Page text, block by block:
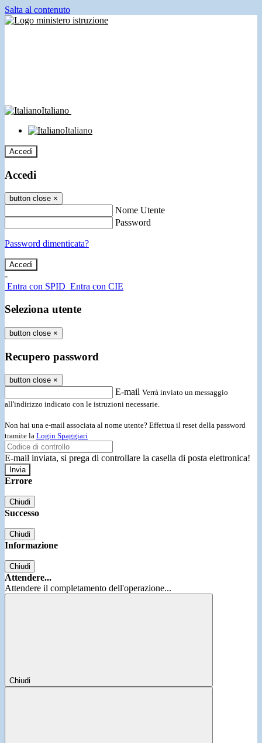
Salta al contenuto
Italiano
Italiano
Accedi
Accedi
button close ×
Nome Utente
Password
Password dimenticata?
-
Entra con SPID Entra con CIE
Seleziona utente
button close ×
Recupero password
button close ×
E-mail Verrà inviato un messaggio
all'indirizzo indicato con le istruzioni necessarie.
Non hai una e-mail associata al nome utente? Effettua il reset della password
tramite la Login Spaggiari
E-mail inviata, si prega di controllare la casella di posta elettronica!
Errore
Chiudi
Successo
Chiudi
Informazione
Chiudi
Attendere...
Attendere il completamento dell'operazione...
Chiudi